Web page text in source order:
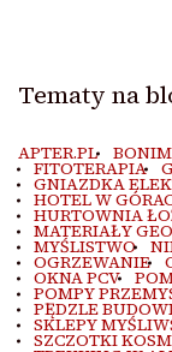
Tematy na
APTER.PL
FITOTERAPIA
GNIAZDKA
HOTEL W
HURTOWNIA
MATERIAŁY
MYŚLISTWO
OGRZEWANIE
OKNA PCV
POMPY
PĘDZLE
SKLEPY
SZCZOTKI